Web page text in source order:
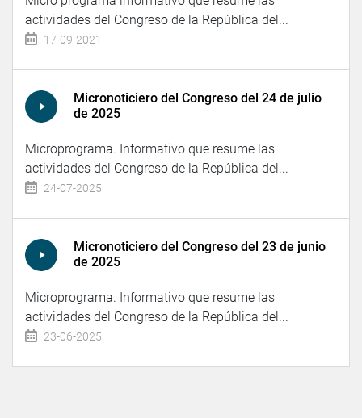
actividades del Congreso de la República del...
17-09-2021
Micronoticiero del Congreso del 24 de julio
de 2025
Microprograma. Informativo que resume las
actividades del Congreso de la República del...
24-07-2025
Micronoticiero del Congreso del 23 de junio
de 2025
Microprograma. Informativo que resume las
actividades del Congreso de la República del...
23-06-2025